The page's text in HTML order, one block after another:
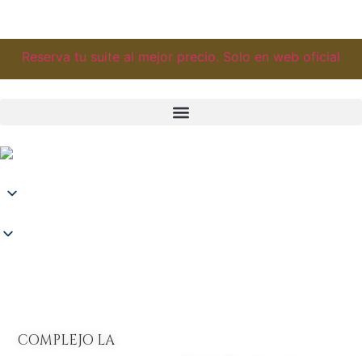
Reserva tu suite al mejor precio. Solo en web oficial
COMPLEJO LA